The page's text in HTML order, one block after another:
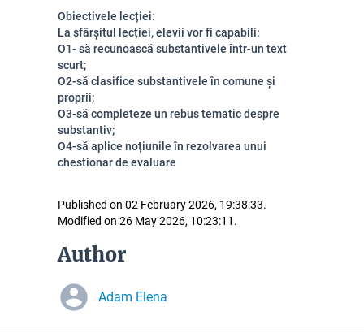
Obiectivele lecției:
La sfârșitul lecției, elevii vor fi capabili:
O1- să recunoască substantivele într-un text
scurt;
O2-să clasifice substantivele în comune și
proprii;
O3-să completeze un rebus tematic despre
substantiv;
O4-să aplice noțiunile în rezolvarea unui
chestionar de evaluare
Published on 02 February 2026, 19:38:33.
Modified on 26 May 2026, 10:23:11.
Author
Adam Elena